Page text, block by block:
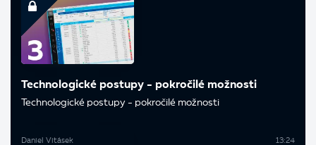
Technologické postupy - pokročilé možnosti
Technologické postupy - pokročilé možnosti
Daniel Vitásek 13:24